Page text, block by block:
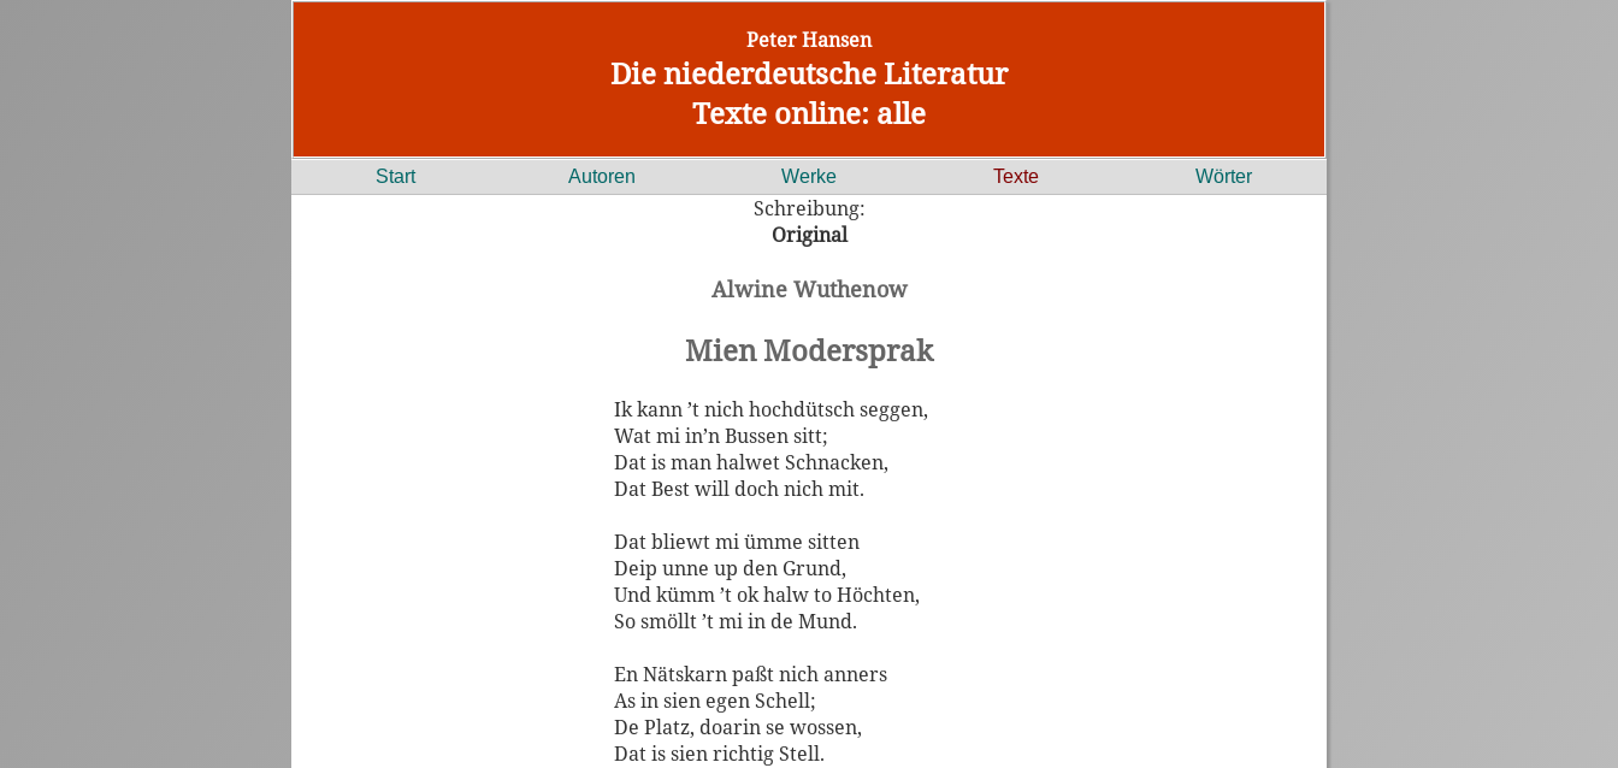
Peter Hansen
Die niederdeutsche Literatur
Texte online: alle
Start Autoren Werke Texte Wörter
Schreibung:
Original
Alwine Wuthenow
Mien Modersprak
Ik kann ’t nich hochdütsch seggen,
Wat mi in’n Bussen sitt;
Dat is man halwet Schnacken,
Dat Best will doch nich mit.
Dat bliewt mi ümme sitten
Deip unne up den Grund,
Und kümm ’t ok halw to Höchten,
So smöllt ’t mi in de Mund.
En Nätskarn paßt nich anners
As in sien egen Schell;
De Platz, doarin se wossen,
Dat is sien richtig Stell.